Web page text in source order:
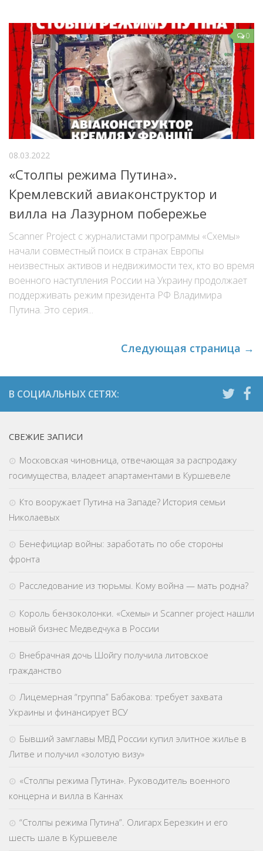
0
08.03.2022
«Столпы режима Путина».
Кремлевский авиаконструктор и
вилла на Лазурном побережье
Scanner Project с журналистами программы «Схемы»
начали совместный поиск в странах Европы
неизвестных активов и недвижимости тех, кто во время
военного наступления России на Украину продолжает
поддерживать режим президента РФ Владимира
Путина. Это серия...
Следующая страница →
СВЕЖИЕ ЗАПИСИ
Московская чиновница, отвечающая за распродажу
госимущества, владеет апартаментами в Куршевеле
Кто вооружает Путина на Западе? История семьи
Николаевых
Бенефициар войны: заработать по обе стороны
фронта
Расследование из тюрьмы. Кому война — мать родна?
Король бензоколонки. «Схемы» и Scanner project нашли
новый бизнес Медведчука в России
Внебрачная дочь Шойгу получила литовское
гражданство
Лицемерная “группа” Бабакова: требует захвата
Украины и финансирует ВСУ
Бывший замглавы МВД России купил элитное жилье в
Литве и получил «золотую визу»
«Столпы режима Путина». Руководитель военного
концерна и вилла в Каннах
“Столпы режима Путина”. Олигарх Березкин и его
шесть шале в Куршевеле